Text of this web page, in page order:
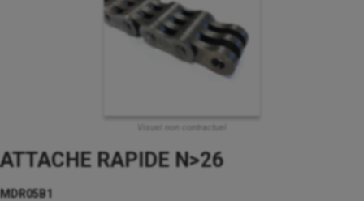
Visuel non contractuel
ATTACHE RAPIDE N>26
MDR05B1